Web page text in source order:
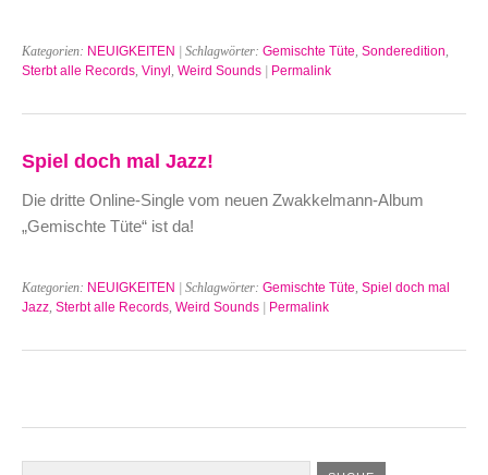
Kategorien: NEUIGKEITEN | Schlagwörter: Gemischte Tüte, Sonderedition,
Sterbt alle Records, Vinyl , Weird Sounds Permalink
Spiel doch mal Jazz!
Die dritte Online-Single vom neuen Zwakkelmann-Album
„Gemischte Tüte“ ist da!
Kategorien: NEUIGKEITEN | Schlagwörter: Gemischte Tüte, Spiel doch mal
Jazz, Sterbt alle Records, Weird Sounds Permalink